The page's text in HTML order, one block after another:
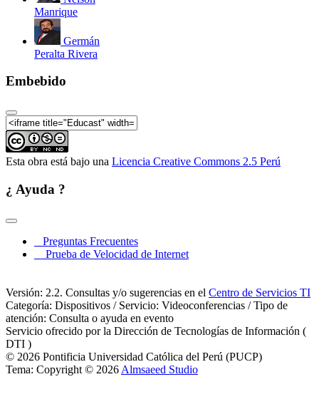
Manrique
Germán
Peralta Rivera
Embebido
Esta obra está bajo una Licencia Creative Commons 2.5 Perú
¿ Ayuda ?
Preguntas Frecuentes
Prueba de Velocidad de Internet
Versión: 2.2. Consultas y/o sugerencias en el Centro de Servicios TI
Categoría: Dispositivos / Servicio: Videoconferencias / Tipo de
atención: Consulta o ayuda en evento
Servicio ofrecido por la Dirección de Tecnologías de Información (
DTI )
© 2026 Pontificia Universidad Católica del Perú (PUCP)
Tema: Copyright © 2026 Almsaeed Studio